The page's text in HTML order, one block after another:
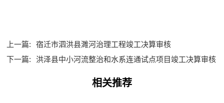
上一篇:
宿迁市泗洪县濉河治理工程竣工决算审核
下一篇:
洪泽县中小河流整治和水系连通试点项目竣工决算审核
相关推荐